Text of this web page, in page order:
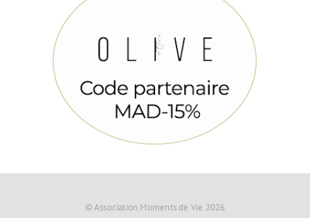
© Association Moments de Vie 2026